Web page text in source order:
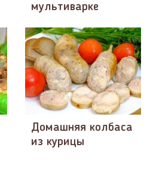
мультиварке
Домашняя колбаса
из курицы